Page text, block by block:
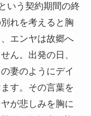
いう契約期間の終
れを考えると胸
エンヤは故郷へ
ん。出発の日、
妻のようにデイ
す。その言葉を
が悲しみを胸に